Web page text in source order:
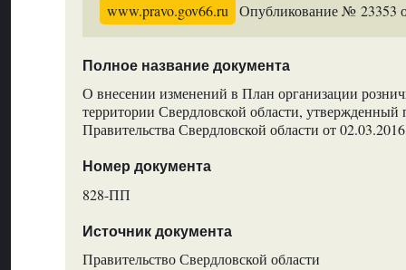
www.pravo.gov66.ru Опубликование № 23353
Полное название документа
О внесении изменений в План организации
территории Свердловской области, утвержденный
Правительства Свердловской области от
Номер документа
828-ПП
Источник документа
Правительство Свердловской области